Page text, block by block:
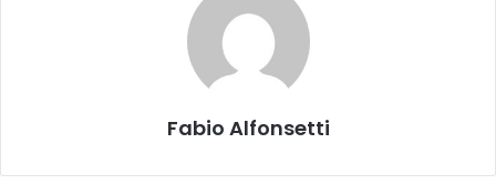
Fabio Alfonsetti